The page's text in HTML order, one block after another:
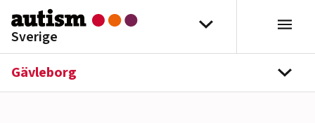
Hoppa till innehåll
Sverige
Välj distrikt
Gävleborg